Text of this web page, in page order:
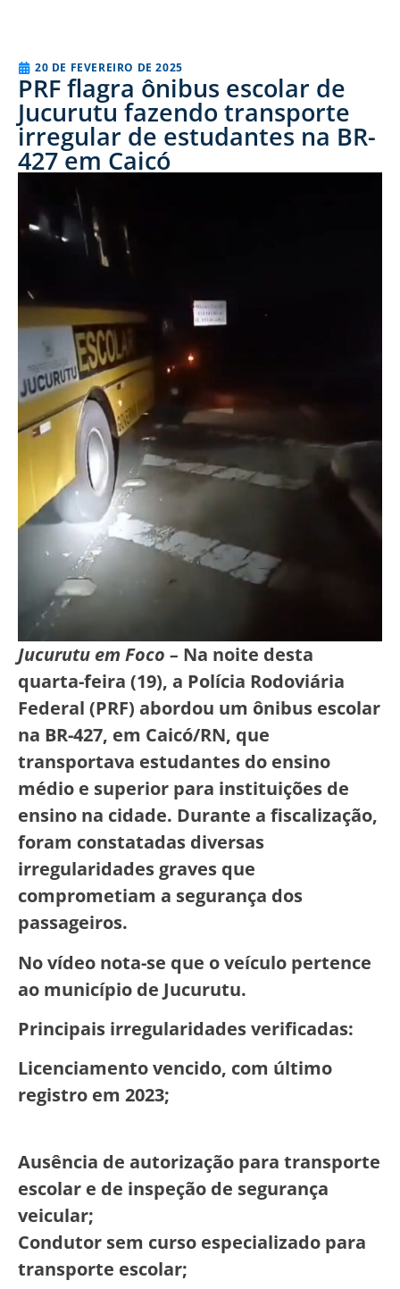
20 DE FEVEREIRO DE 2025
PRF flagra ônibus escolar de
Jucurutu fazendo transporte
irregular de estudantes na BR-
427 em Caicó
Jucurutu em Foco – Na noite desta
quarta-feira (19), a Polícia Rodoviária
Federal (PRF) abordou um ônibus escolar
na BR-427, em Caicó/RN, que
transportava estudantes do ensino
médio e superior para instituições de
ensino na cidade. Durante a fiscalização,
foram constatadas diversas
irregularidades graves que
comprometiam a segurança dos
passageiros.
No vídeo nota-se que o veículo pertence
ao município de Jucurutu.
Principais irregularidades verificadas:
Licenciamento vencido, com último
registro em 2023;
Ausência de autorização para transporte
escolar e de inspeção de segurança
veicular;
Condutor sem curso especializado para
transporte escolar;